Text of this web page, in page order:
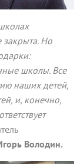
Но
школы. Все
наших детей,
и, конечно,
Володин.